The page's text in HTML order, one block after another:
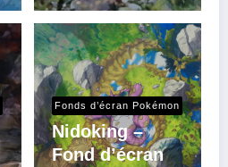
Fonds d’écran Pokémon
Nidoking –
Fond d’écran